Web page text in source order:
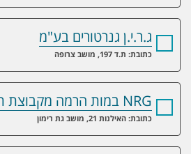
ג.ר.י.ן גנרטורים בע"מ
כתובת: ת.ד 197, מושב צרופה
NRG במות הרמה מקבוצת תפוז
כתובת: האילנות 21, מושב גת רימון